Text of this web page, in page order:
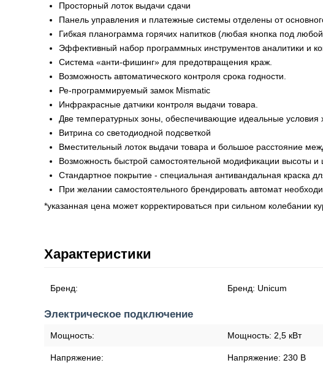
Просторный лоток выдачи сдачи
Панель управления и платежные системы отделены от
Гибкая планограмма горячих напитков (любая кнопка под
Эффективный набор программных инструментов аналитики и
Система «анти-фишинг» для предотвращения краж.
Возможность автоматического контроля срока годности.
Ре-программируемый замок Mismatic
Инфракрасные датчики контроля выдачи товара.
Две температурных зоны, обеспечивающие идеальные условия
Витрина со светодиодной подсветкой
Вместительный лоток выдачи товара и большое расстояние
Возможность быстрой самостоятельной модификации высоты и
Стандартное покрытие - специальная антивандальная краска
При желании самостоятельного брендировать автомат
*указанная цена может корректироваться при сильном
Характеристики
Бренд: Бренд: Unicum
Электрическое подключение
Мощность: Мощность: 2,5 кВт
Напряжение: Напряжение: 230 В